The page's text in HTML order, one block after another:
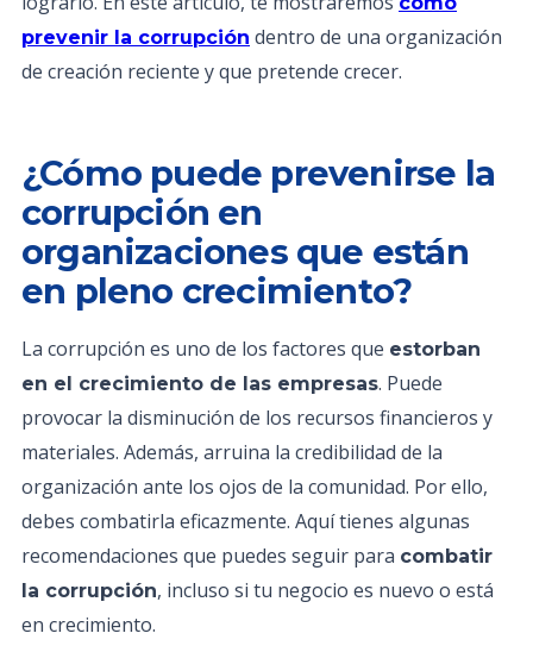
prevenir la corrupción dentro de una organización
de creación reciente y que pretende crecer.
¿Cómo puede prevenirse la
corrupción en
organizaciones que están
en pleno crecimiento?
La corrupción es uno de los factores que estorban
en el crecimiento de las empresas. Puede
provocar la disminución de los recursos financieros y
materiales. Además, arruina la credibilidad de la
organización ante los ojos de la comunidad. Por ello,
debes combatirla eficazmente. Aquí tienes algunas
recomendaciones que puedes seguir para combatir
la corrupción, incluso si tu negocio es nuevo o está
en crecimiento.